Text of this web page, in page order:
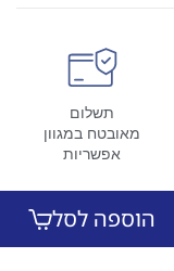
במגוון
לסל